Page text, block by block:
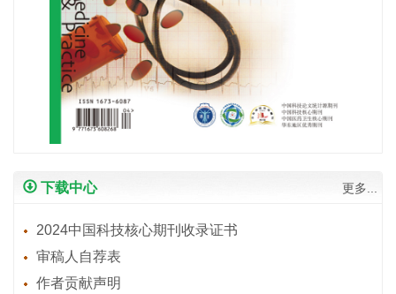
下载中心 更多...
2024中国科技核心期刊收录证书
审稿人自荐表
作者贡献声明